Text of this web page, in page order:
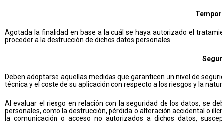
Agotada la finalidad en base a la cuál se haya autorizado el
proceder a la destrucción de dichos datos personales.
Deben adoptarse aquellas medidas que garanticen un nivel de
técnica y el coste de su aplicación con respecto a los riesgos y la
Al evaluar el riesgo en relación con la seguridad de los datos, se
personales, como la destrucción, pérdida o alteración accidental o
la comunicación o acceso no autorizados a dichos datos,